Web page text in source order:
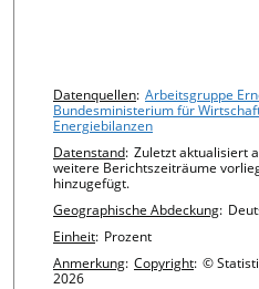
Chart details
Datenquellen: Arbeitsgruppe
Bundesministerium für
Energiebilanzen
Datenstand: Zuletzt aktualisiert
weitere Berichtszeiträume
hinzugefügt.
Geographische Abdeckung:
Einheit: Prozent
Anmerkung: Copyright: ©
2026